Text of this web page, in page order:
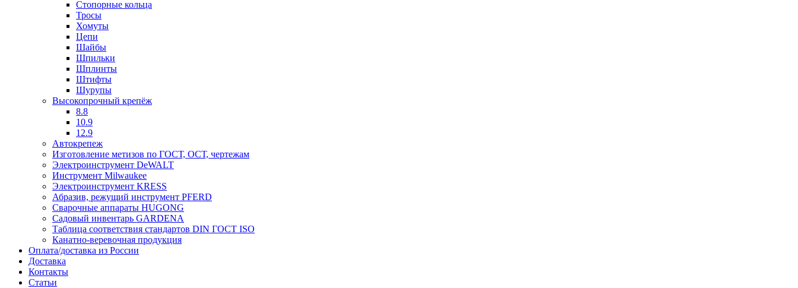
Стопорные кольца
Тросы
Хомуты
Цепи
Шайбы
Шпильки
Шплинты
Штифты
Шурупы
Высокопрочный крепёж
8.8
10.9
12.9
Автокрепеж
Изготовление метизов по ГОСТ, ОСТ, чертежам
Электроинструмент DeWALT
Инструмент Milwaukee
Электроинструмент KRESS
Абразив, режущий инструмент PFERD
Сварочные аппараты HUGONG
Садовый инвентарь GARDENA
Таблица соответствия стандартов DIN ГОСТ ISO
Канатно-веревочная продукция
Оплата/доставка из России
Доставка
Контакты
Статьи